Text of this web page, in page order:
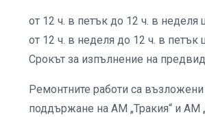
от 12 ч. в петък до 12 ч. в
от 12 ч. в неделя до 12 ч. в
Срокът за изпълнение на
Ремонтните работи са
поддържане на АМ „Тракия“ и АМ